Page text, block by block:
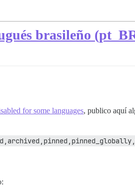
brasileño
for some languages, publico aquí